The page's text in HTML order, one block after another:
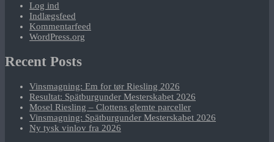
Log ind
Indlægsfeed
Kommentarfeed
WordPress.org
Recent Posts
Vinsmagning: Em for tør Riesling 2026
Resultat: Spätburgunder Mesterskabet 2026
Mosel Riesling – Clottens glemte parceller
Vinsmagning: Spätburgunder Mesterskabet 2026
Ny tysk vinlov fra 2026